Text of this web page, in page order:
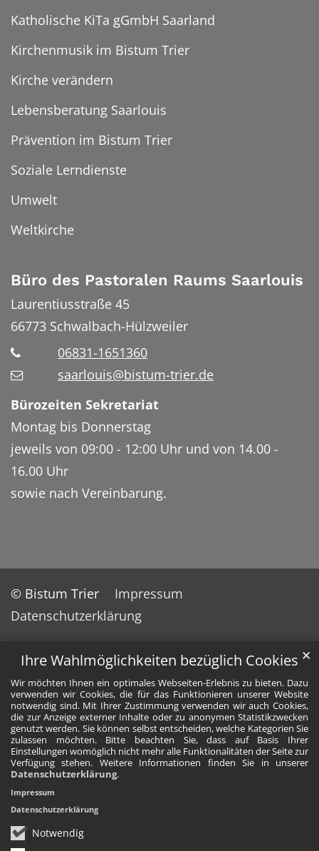
Ihre Wahlmöglichkeiten bezüglich Cookies
Wir möchten Ihnen ein optimales Webseiten-Erlebnis zu bieten. Dazu
verwenden wir Cookies, die für das Funktionieren unserer Website
notwendig sind. Mit Ihrer Zustimmung verwenden wir auch Cookies,
die zur Anzeige externer Inhalte oder zu anonymen Statistikzwecken
genutzt werden. Sie können selbst entscheiden, welche Kategorien Sie
zulassen möchten. Bitte beachten Sie, dass auf Basis Ihrer
Einstellungen womöglich nicht mehr alle Funktionalitäten der Seite zur
Verfügung stehen. Weitere Informationen finden Sie in unserer
Datenschutzerklärung.
Notwendig
✕
Impressum
Datenschutzerklärung
Katholische KiTa gGmbH Saarland
Kirchenmusik im Bistum Trier
Kirche verändern
Lebensberatung Saarlouis
Prävention im Bistum Trier
Soziale Lerndienste
Umwelt
Weltkirche
Büro des Pastoralen Raums Saarlouis
Laurentiusstraße 45
66773 Schwalbach-Hülzweiler
06831-1651360
saarlouis@bistum-trier.de
Bürozeiten Sekretariat
Montag bis Donnerstag
jeweils von 09:00 - 12:00 Uhr und von 14.00 -
16.00 Uhr
sowie nach Vereinbarung.
© Bistum Trier
Impressum
Datenschutzerklärung